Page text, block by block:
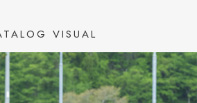
VISUAL